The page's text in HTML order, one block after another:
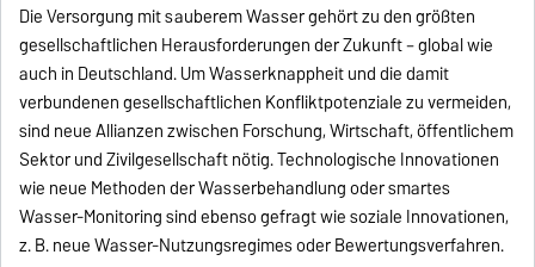
Die Versorgung mit sauberem Wasser gehört zu den größten
gesellschaftlichen Herausforderungen der Zukunft – global wie
auch in Deutschland. Um Wasserknappheit und die damit
verbundenen gesellschaftlichen Konfliktpotenziale zu vermeiden,
sind neue Allianzen zwischen Forschung, Wirtschaft, öffentlichem
Sektor und Zivilgesellschaft nötig. Technologische Innovationen
wie neue Methoden der Wasserbehandlung oder smartes
Wasser-Monitoring sind ebenso gefragt wie soziale Innovationen,
z. B. neue Wasser-Nutzungsregimes oder Bewertungsverfahren.